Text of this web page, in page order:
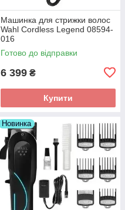
Машинка для стрижки волос
Wahl Cordless Legend 08594-
016
Готово до відправки
6 399 ₴
Купити
Новинка